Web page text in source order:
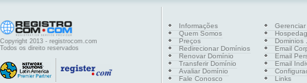
Copyright 2013 - registrocom.com
Todos os direito reservados
Informações
Quem Somos
Preços
Redirecionar Domínios
Renovar Domínio
Transferir Domínio
Avaliar Domínio
Fale Conosco
Dominios
Email
Email
Email
Links